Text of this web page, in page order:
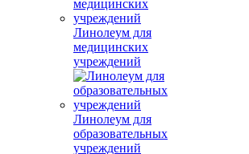
Линолеум для
медицинских
учреждений
Линолеум для
образовательных
учреждений